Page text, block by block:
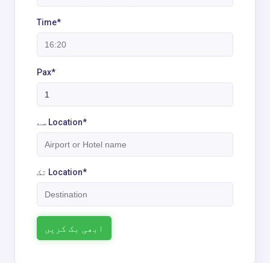
Time*
Pax*
سے Location*
تک Location*
ابھی بک کریں